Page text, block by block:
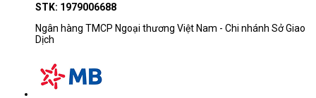
STK: 1979006688
Ngân hàng TMCP Ngoại thương Việt Nam - Chi nhánh Sở Giao
Dịch